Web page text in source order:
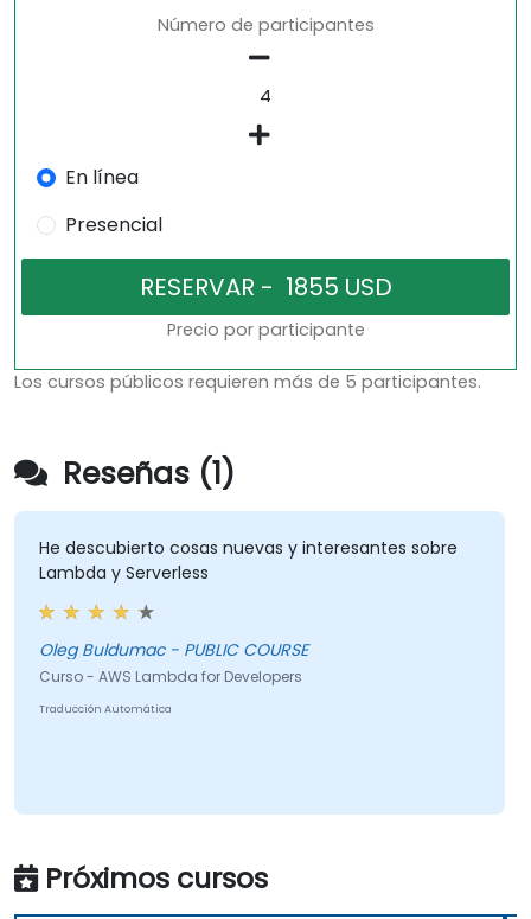
Número de participantes
En línea
Presencial
Precio por participante
Los cursos públicos requieren más de 5 participantes.
Reseñas (1)
He descubierto cosas nuevas y interesantes sobre
Lambda y Serverless
Oleg Buldumac - PUBLIC COURSE
Curso - AWS Lambda for Developers
Traducción Automática
Próximos cursos